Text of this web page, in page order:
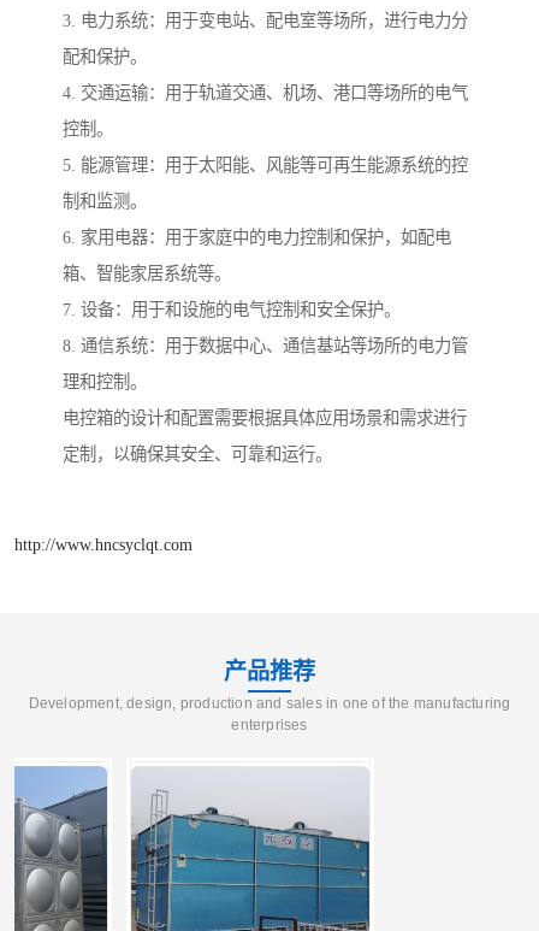
3. 电力系统：用于变电站、配电室等场所，进行电力分
配和保护。
4. 交通运输：用于轨道交通、机场、港口等场所的电气
控制。
5. 能源管理：用于太阳能、风能等可再生能源系统的控
制和监测。
6. 家用电器：用于家庭中的电力控制和保护，如配电
箱、智能家居系统等。
7. 设备：用于和设施的电气控制和安全保护。
8. 通信系统：用于数据中心、通信基站等场所的电力管
理和控制。
电控箱的设计和配置需要根据具体应用场景和需求进行
定制，以确保其安全、可靠和运行。
http://www.hncsyclqt.com
产品推荐
Development, design, production and sales in one of the manufacturing
enterprises